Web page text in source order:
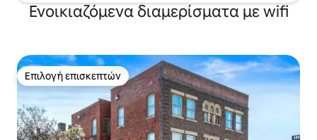
Ενοικιαζόμενα διαμερίσματα με wifi
Επιλογή επισκεπτών
Επιλογή επισκεπτών